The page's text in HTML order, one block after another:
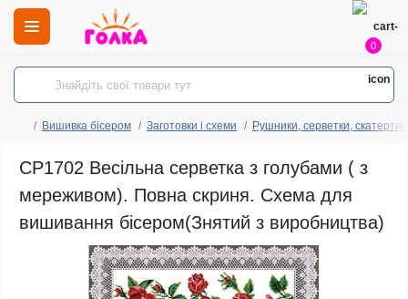
0
Вишивка бісером Заготовки і схеми Рушники, серветки,
СР1702 Весільна серветка з голубами ( з
мереживом). Повна скриня. Схема для
вишивання бісером(Знятий з виробництва)